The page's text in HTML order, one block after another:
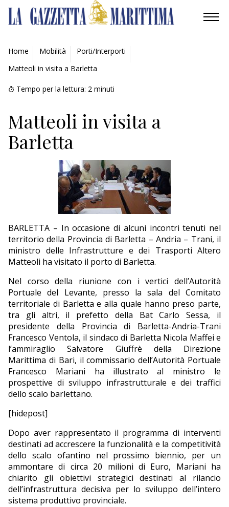
AMBIENTE
MOBILITÀ
INDUSTRIA
RICERCA
ECONOMIA
EDITORIALI
Home Mobilità
Porti/Interporti
Matteoli in visita a Barletta
Tempo per la lettura: 2 minuti
Matteoli in visita a
Barletta
BARLETTA – In occasione di alcuni incontri tenuti nel
territorio della Provincia di Barletta – Andria – Trani, il
ministro delle Infrastrutture e dei Trasporti Altero
Matteoli ha visitato il porto di Barletta.
Nel corso della riunione con i vertici dell’Autorità
Portuale del Levante, presso la sala del Comitato
territoriale di Barletta e alla quale hanno preso parte,
tra gli altri, il prefetto della Bat Carlo Sessa, il
presidente della Provincia di Barletta-Andria-Trani
Francesco Ventola, il sindaco di Barletta Nicola Maffei e
l’ammiraglio Salvatore Giuffrè della Direzione
Marittima di Bari, il commissario dell’Autorità Portuale
Francesco Mariani ha illustrato al ministro le
prospettive di sviluppo infrastrutturale e dei traffici
dello scalo barlettano.
[hidepost]
Dopo aver rappresentato il programma di interventi
destinati ad accrescere la funzionalità e la competitività
dello scalo ofantino nel prossimo biennio, per un
ammontare di circa 20 milioni di Euro, Mariani ha
chiarito gli obiettivi strategici destinati al rilancio
dell’infrastruttura decisiva per lo sviluppo dell’intero
sistema produttivo provinciale.